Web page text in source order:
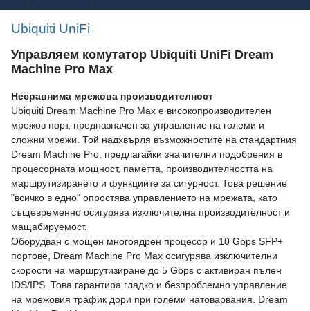
Ubiquiti UniFi
Управляем комутатор Ubiquiti UniFi Dream
Machine Pro Max
Несравнима мрежова производителност
Ubiquiti Dream Machine Pro Max е високопроизводителен
мрежов порт, предназначен за управление на големи и
сложни мрежи. Той надхвърля възможностите на стандартния
Dream Machine Pro, предлагайки значителни подобрения в
процесорната мощност, паметта, производителността на
маршрутизирането и функциите за сигурност. Това решение
"всичко в едно" опростява управлението на мрежата, като
същевременно осигурява изключителна производителност и
мащабируемост.
Оборудван с мощен многоядрен процесор и 10 Gbps SFP+
портове, Dream Machine Pro Max осигурява изключителни
скорости на маршрутизиране до 5 Gbps с активиран пълен
IDS/IPS. Това гарантира гладко и безпроблемно управление
на мрежовия трафик дори при големи натоварвания. Dream